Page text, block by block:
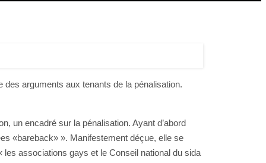
des arguments aux tenants de la pénalisation.
un encadré sur la pénalisation. Ayant d’abord
«bareback» ». Manifestement déçue, elle se
associations gays et le Conseil national du sida